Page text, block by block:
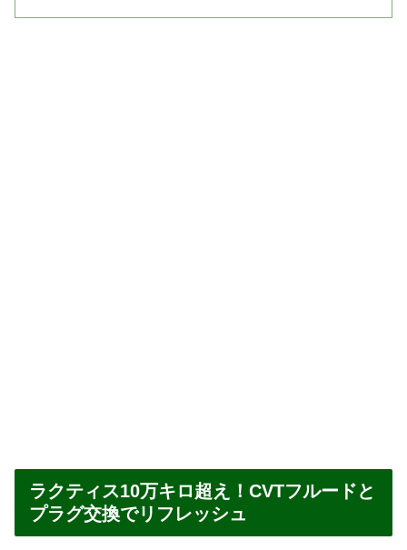
ラクティス10万キロ超え！CVTフルードと
プラグ交換でリフレッシュ